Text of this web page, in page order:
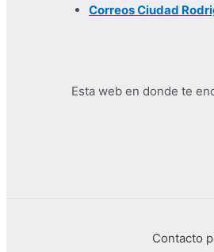
Correos Ciudad
Esta web en donde te
Contacto